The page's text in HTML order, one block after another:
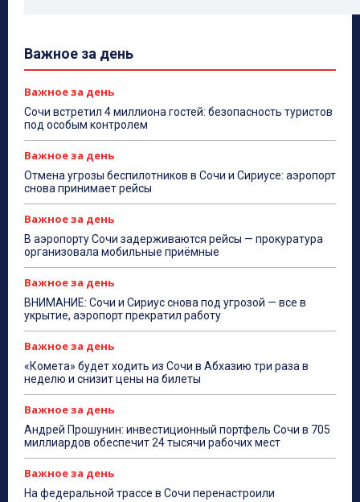
Важное за день
Важное за день
Сочи встретил 4 миллиона гостей: безопасность туристов
под особым контролем
Важное за день
Отмена угрозы беспилотников в Сочи и Сириусе: аэропорт
снова принимает рейсы
Важное за день
В аэропорту Сочи задерживаются рейсы — прокуратура
организовала мобильные приёмные
Важное за день
ВНИМАНИЕ: Сочи и Сириус снова под угрозой — все в
укрытие, аэропорт прекратил работу
Важное за день
«Комета» будет ходить из Сочи в Абхазию три раза в
неделю и снизит цены на билеты
Важное за день
Андрей Прошунин: инвестиционный портфель Сочи в 705
миллиардов обеспечит 24 тысячи рабочих мест
Важное за день
На федеральной трассе в Сочи перенастроили